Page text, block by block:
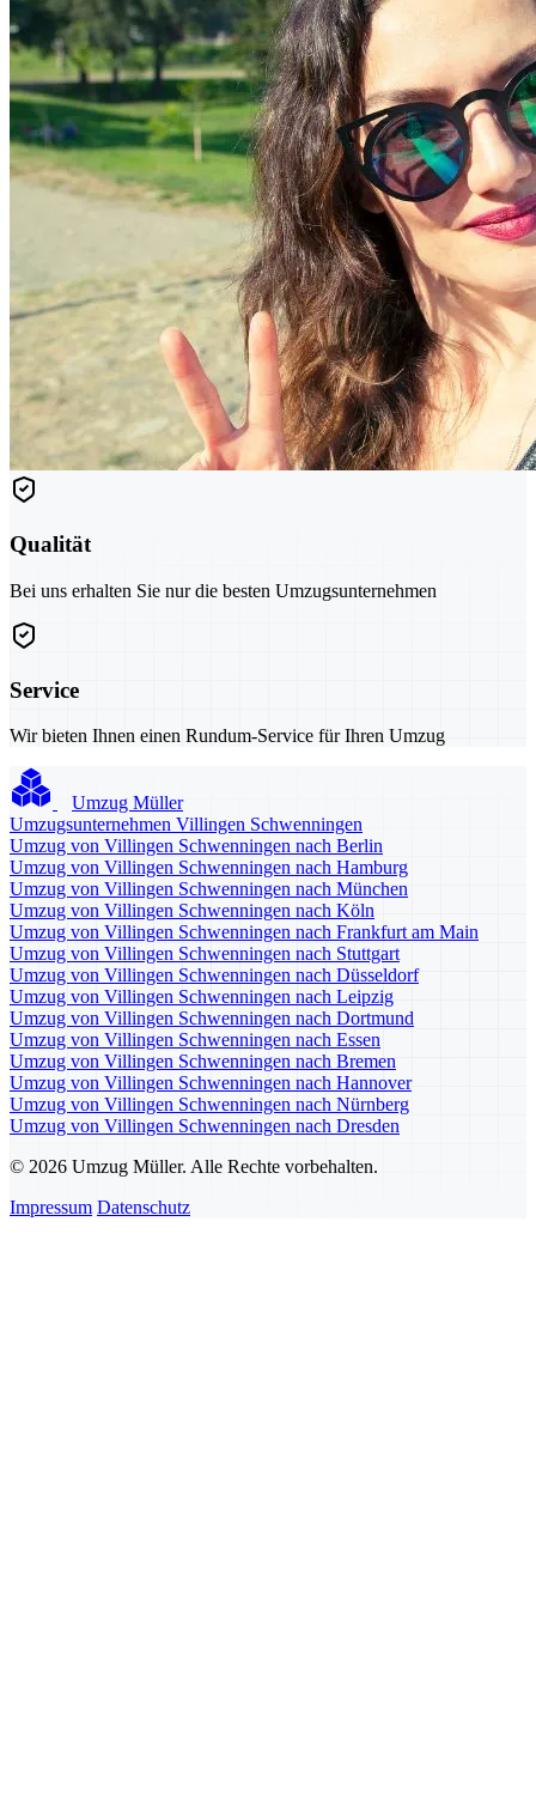
Qualität
Bei uns erhalten Sie nur die besten Umzugsunternehmen
Service
Wir bieten Ihnen einen Rundum-Service für Ihren Umzug
Umzug Müller
Umzugsunternehmen Villingen Schwenningen
Umzug von Villingen Schwenningen nach Berlin
Umzug von Villingen Schwenningen nach Hamburg
Umzug von Villingen Schwenningen nach München
Umzug von Villingen Schwenningen nach Köln
Umzug von Villingen Schwenningen nach Frankfurt am Main
Umzug von Villingen Schwenningen nach Stuttgart
Umzug von Villingen Schwenningen nach Düsseldorf
Umzug von Villingen Schwenningen nach Leipzig
Umzug von Villingen Schwenningen nach Dortmund
Umzug von Villingen Schwenningen nach Essen
Umzug von Villingen Schwenningen nach Bremen
Umzug von Villingen Schwenningen nach Hannover
Umzug von Villingen Schwenningen nach Nürnberg
Umzug von Villingen Schwenningen nach Dresden
© 2026 Umzug Müller. Alle Rechte vorbehalten.
Impressum Datenschutz